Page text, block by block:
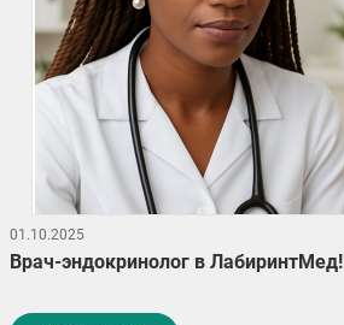
01.10.2025
Врач-эндокринолог в ЛабиринтМед!